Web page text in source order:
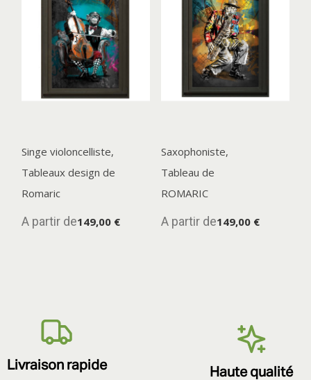
Singe violoncelliste,
Tableaux design de
Romaric
A partir de149,00 €
Saxophoniste,
Tableau de
ROMARIC
A partir de149,00 €
Livraison rapide Haute qualité